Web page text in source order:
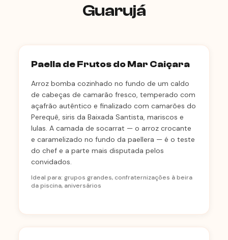
Guarujá
Paella de Frutos do Mar Caiçara
Arroz bomba cozinhado no fundo de um caldo
de cabeças de camarão fresco, temperado com
açafrão autêntico e finalizado com camarões do
Perequê, siris da Baixada Santista, mariscos e
lulas. A camada de socarrat — o arroz crocante
e caramelizado no fundo da paellera — é o teste
do chef e a parte mais disputada pelos
convidados.
Ideal para: grupos grandes, confraternizações à beira
da piscina, aniversários